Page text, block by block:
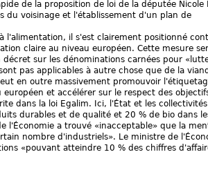
de la proposition de loi de la députée Nicole
du voisinage et l'établissement d'un plan de
l'alimentation, il s'est clairement positionné
claire au niveau européen. Cette mesure
sur les dénominations carnées pour
pas applicables à autre chose que de la
en outre massivement promouvoir
et accélérer sur le respect des
dans la loi Egalim. Ici, l'État et les collectivités
durables et de qualité et 20 % de bio dans
l'Économie a trouvé «inacceptable» que la
nombre d'industriels». Le ministre de
«pouvant atteindre 10 % des chiffres